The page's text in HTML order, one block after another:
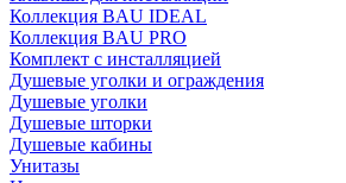
Коллекция BAU IDEAL
Коллекция BAU PRO
Комплект с инсталляцией
Душевые уголки и ограждения
Душевые уголки
Душевые шторки
Душевые кабины
Унитазы